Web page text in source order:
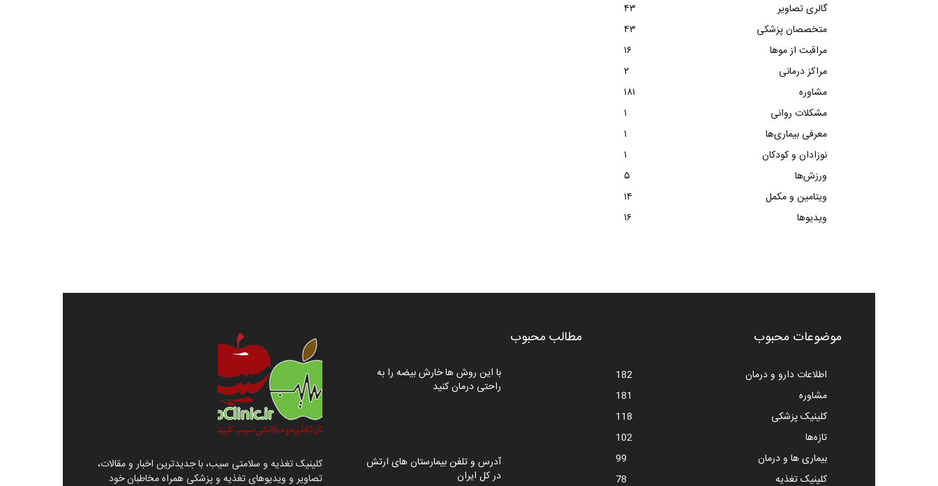
گالری تصاویر
۴۳
متخصصان پزشکی
۴۳
مراقبت از موها
۱۶
مراکز درمانی
۲
مشاوره
۱۸۱
مشکلات روانی
۱
معرفی بیماری‌ها
۱
نوزادان و کودکان
۱
ورزش‌ها
۵
ویتامین و مکمل
۱۴
ویدیوها
۱۶
کلینیک تغذیه و سلامتی سیب، با جدیدترین اخبار و مقالات،
تصاویر و ویدیوهای تغذیه و پزشکی همراه مخاطبان خود
مطالب محبوب
با این روش ها خارش بیضه را به
راحتی درمان کنید
آدرس و تلفن بیمارستان های ارتش
در کل ایران
موضوعات محبوب
اطلاعات دارو و درمان
182
مشاوره
181
کلینیک پزشکی
118
تازه‌ها
102
بیماری ها و درمان
99
کلینیک تغذیه
78